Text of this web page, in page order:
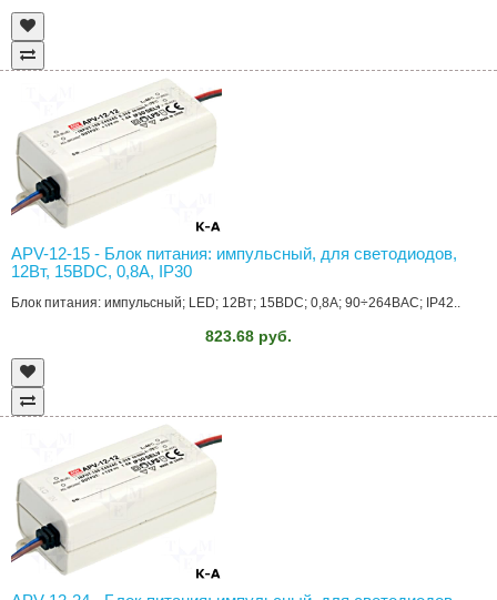
APV-12-15 - Блок питания: импульсный, для светодиодов,
12Вт, 15ВDC, 0,8А, IP30
Блок питания: импульсный; LED; 12Вт; 15ВDC; 0,8А; 90÷264ВAC; IP42..
823.68 руб.